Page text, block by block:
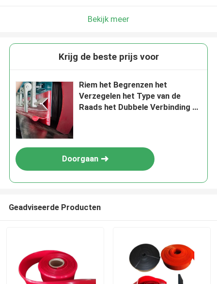
Bekijk meer
Krijg de beste prijs voor
Riem het Begrenzen het
Verzegelen het Type van de
Raads het Dubbele Verbinding Y
Doorgaan
Geadviseerde Producten